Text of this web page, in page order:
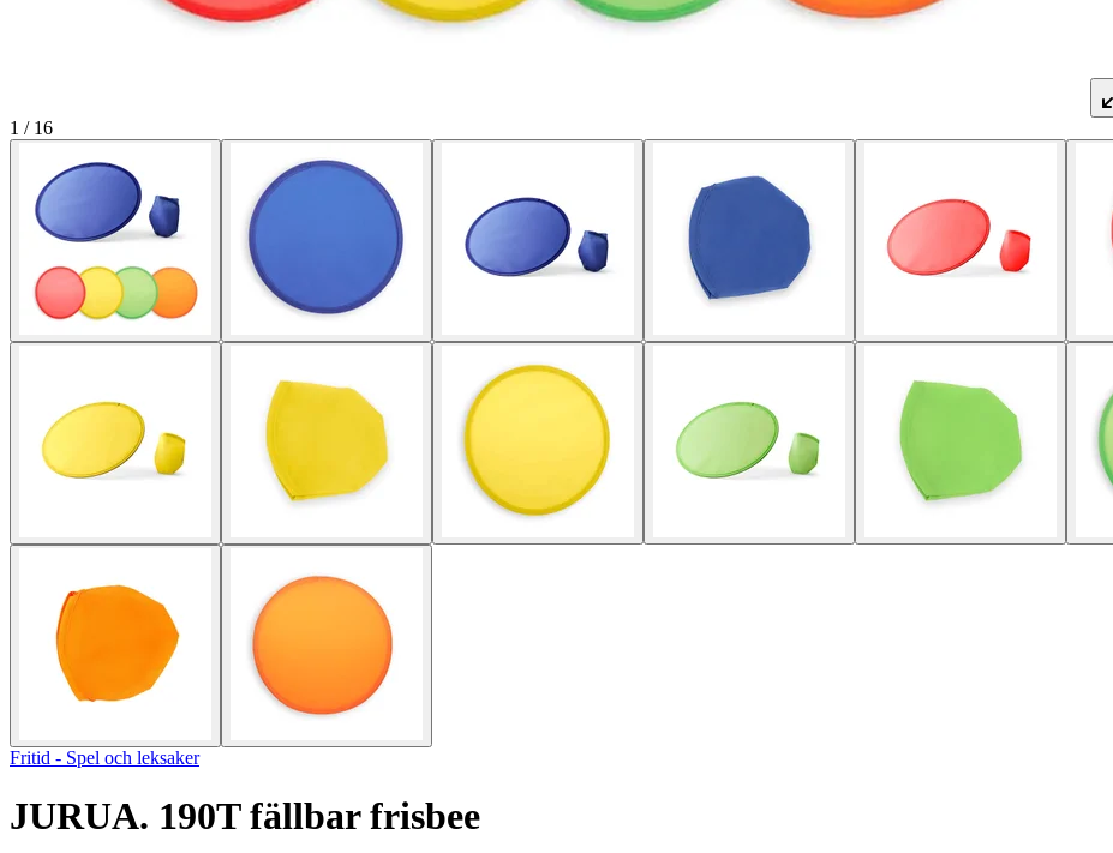
1 / 16
Fritid - Spel och leksaker
JURUA. 190T fällbar frisbee